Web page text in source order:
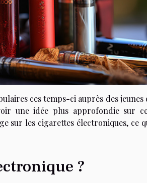
ces temps-ci auprès des jeunes
une idée plus approfondie sur
sur les cigarettes électroniques, ce
?